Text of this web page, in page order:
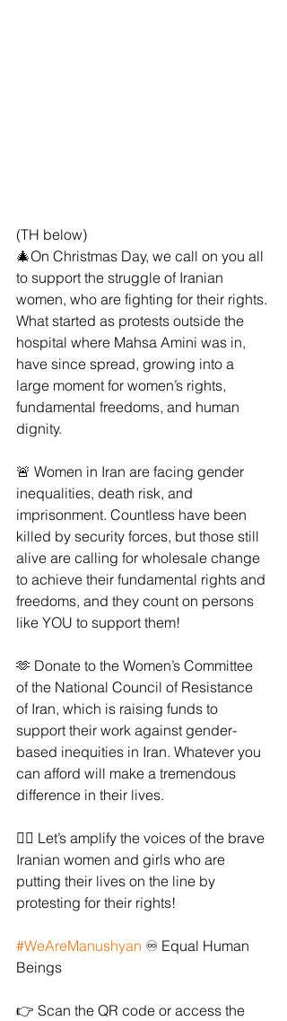
(TH below)
🎄On Christmas Day, we call on you all
to support the struggle of Iranian
women, who are fighting for their rights.
What started as protests outside the
hospital where Mahsa Amini was in,
have since spread, growing into a
large moment for women’s rights,
fundamental freedoms, and human
dignity.
🚨 Women in Iran are facing gender
inequalities, death risk, and
imprisonment. Countless have been
killed by security forces, but those still
alive are calling for wholesale change
to achieve their fundamental rights and
freedoms, and they count on persons
like YOU to support them!
🫶 Donate to the Women’s Committee
of the National Council of Resistance
of Iran, which is raising funds to
support their work against gender-
based inequities in Iran. Whatever you
can afford will make a tremendous
difference in their lives.
✊🏻 Let’s amplify the voices of the brave
Iranian women and girls who are
putting their lives on the line by
protesting for their rights!
#WeAreManushyan ♾ Equal Human
Beings
👉 Scan the QR code or access the